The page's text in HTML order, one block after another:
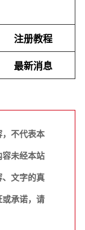
注册教程
最新消息
，不代表本
容未经本站
、文字的真
或承诺，请